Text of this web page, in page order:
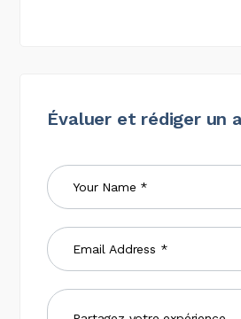
Évaluer et rédiger un